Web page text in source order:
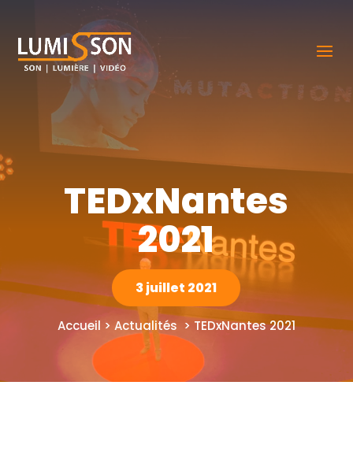
TEDxNantes
2021
3 juillet 2021
Accueil > Actualités > TEDxNantes 2021